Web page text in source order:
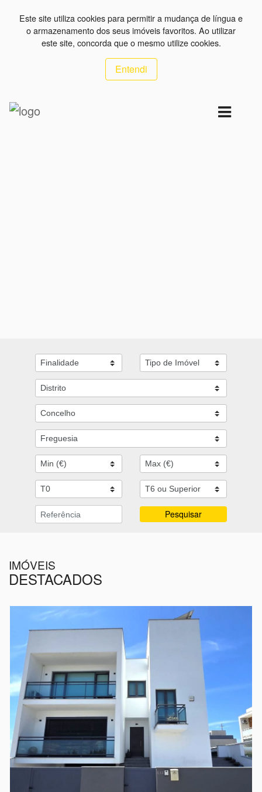
Este site utiliza cookies para permitir a mudança de língua e
o armazenamento dos seus imóveis favoritos. Ao utilizar
este site, concorda que o mesmo utilize cookies.
Entendi
Pesquisar
IMÓVEIS
DESTACADOS